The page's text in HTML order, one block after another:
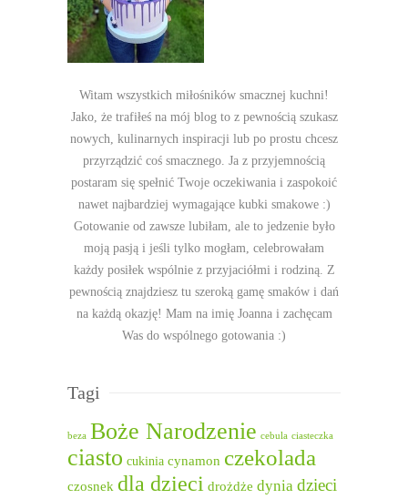
Witam wszystkich miłośników smacznej kuchni!
Jako, że trafiłeś na mój blog to z pewnością szukasz
nowych, kulinarnych inspiracji lub po prostu chcesz
przyrządzić coś smacznego. Ja z przyjemnością
postaram się spełnić Twoje oczekiwania i zaspokoić
nawet najbardziej wymagające kubki smakowe :)
Gotowanie od zawsze lubiłam, ale to jedzenie było
moją pasją i jeśli tylko mogłam, celebrowałam
każdy posiłek wspólnie z przyjaciółmi i rodziną. Z
pewnością znajdziesz tu szeroką gamę smaków i dań
na każdą okazję! Mam na imię Joanna i zachęcam
Was do wspólnego gotowania :)
Tagi
beza Boże Narodzenie cebula ciasteczka
ciasto cukinia cynamon czekolada
czosnek dla dzieci drożdże dynia dzieci